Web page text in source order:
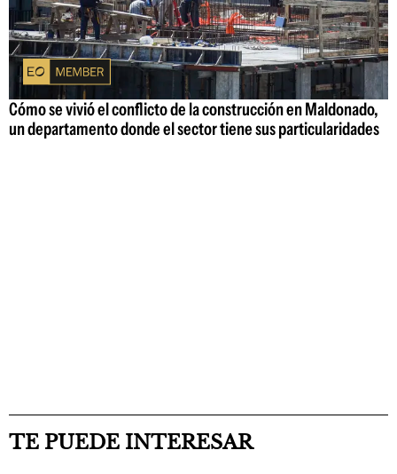
Cómo se vivió el conflicto de la construcción en Maldonado,
un departamento donde el sector tiene sus particularidades
TE PUEDE INTERESAR